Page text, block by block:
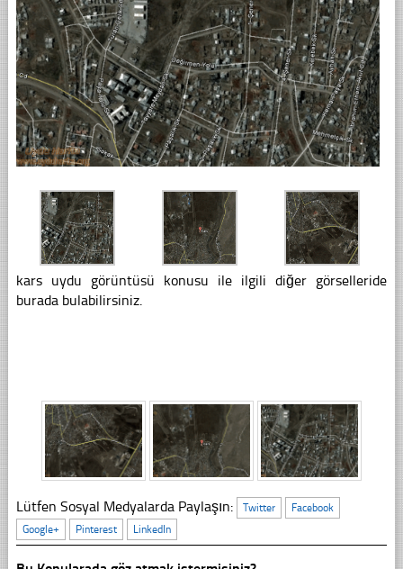
kars uydu görüntüsü konusu ile ilgili diğer görselleride
burada bulabilirsiniz.
Lütfen Sosyal Medyalarda Paylaşın: Twitter
Facebook
Google+
Pinterest LinkedIn